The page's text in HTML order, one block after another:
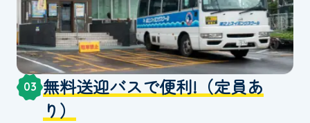
03 無料送迎バスで便利!（定員あ
り）